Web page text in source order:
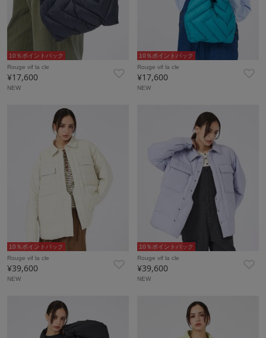
10％ポイントバック
Rouge vif la cle
¥17,600
NEW
10％ポイントバック
Rouge vif la cle
¥17,600
NEW
10％ポイントバック
Rouge vif la cle
¥39,600
NEW
10％ポイントバック
Rouge vif la cle
¥39,600
NEW